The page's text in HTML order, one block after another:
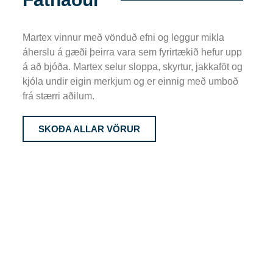
Martex vinnur með vönduð efni og leggur mikla
áherslu á gæði þeirra vara sem fyrirtækið hefur upp
á að bjóða. Martex selur sloppa, skyrtur, jakkaföt og
kjóla undir eigin merkjum og er einnig með umboð
frá stærri aðilum.
SKOÐA ALLAR VÖRUR